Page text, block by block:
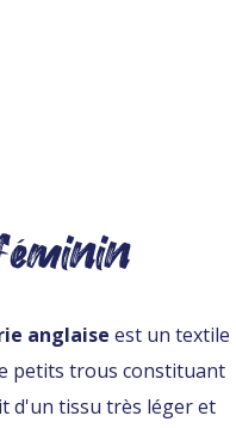
anglaise est un textile
petits trous constituant
d'un tissu très léger et